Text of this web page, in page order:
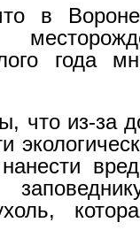
в
года
что из-за